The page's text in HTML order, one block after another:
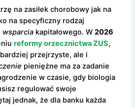
na zasiłek chorobowy jak na
na specyficzny rodzaj
wsparciakapitałowego. W 2026
reformy orzecznictwa ZUS,
przejrzyste, ale i
pieniężne ma za zadanie
w czasie, gdy biologia
regulować swoje
jednak, że dla banku każda